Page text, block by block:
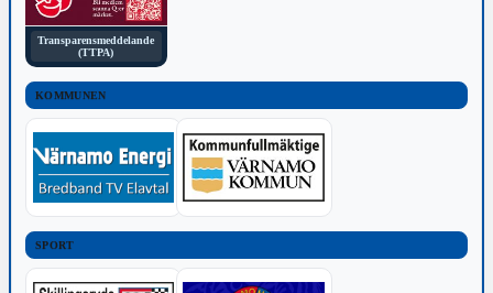
Transparensmeddelande
(TTPA)
KOMMUNEN
SPORT